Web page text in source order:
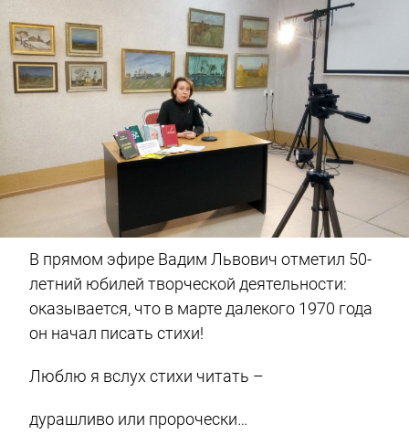
В прямом эфире Вадим Львович отметил 50-
летний юбилей творческой деятельности:
оказывается, что в марте далекого 1970 года
он начал писать стихи!
Люблю я вслух стихи читать –
дурашливо или пророчески…